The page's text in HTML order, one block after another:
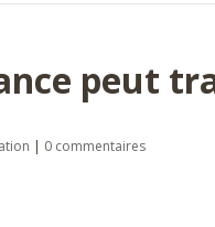
peut
| 0 commentaires